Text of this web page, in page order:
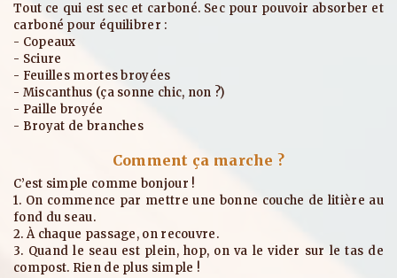
Tout ce qui est sec et carboné. Sec pour pouvoir absorber et
carboné pour équilibrer :
- Copeaux
- Sciure
- Feuilles mortes broyées
- Miscanthus (ça sonne chic, non ?)
- Paille broyée
- Broyat de branches
Comment ça marche ?
C’est simple comme bonjour !
1. On commence par mettre une bonne couche de litière au
fond du seau.
2. À chaque passage, on recouvre.
3. Quand le seau est plein, hop, on va le vider sur le tas de
compost. Rien de plus simple !